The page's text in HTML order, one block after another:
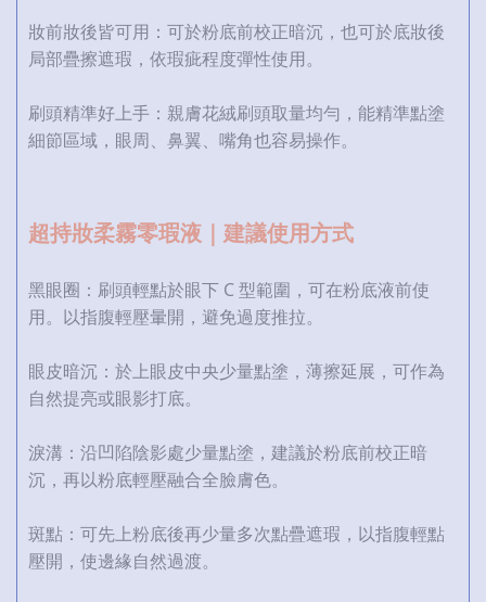
妝前妝後皆可用：可於粉底前校正暗沉，也可於底妝後
局部疊擦遮瑕，依瑕疵程度彈性使用。
刷頭精準好上手：親膚花絨刷頭取量均勻，能精準點塗
細節區域，眼周、鼻翼、嘴角也容易操作。
超持妝柔霧零瑕液｜建議使用方式
黑眼圈：刷頭輕點於眼下 C 型範圍，可在粉底液前使
用。以指腹輕壓暈開，避免過度推拉。
眼皮暗沉：於上眼皮中央少量點塗，薄擦延展，可作為
自然提亮或眼影打底。
淚溝：沿凹陷陰影處少量點塗，建議於粉底前校正暗
沉，再以粉底輕壓融合全臉膚色。
斑點：可先上粉底後再少量多次點疊遮瑕，以指腹輕點
壓開，使邊緣自然過渡。